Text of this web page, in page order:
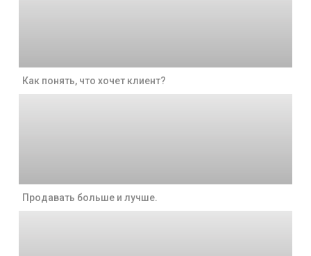
Как понять, что хочет клиент?
Продавать больше и лучше.